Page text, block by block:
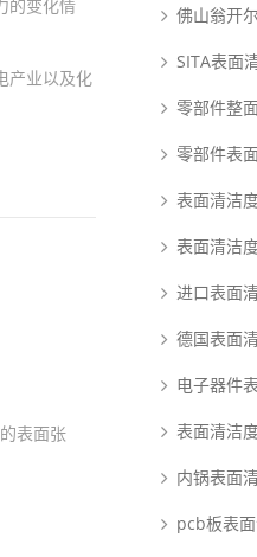
的变化情
产业以及化
表面张
表面清洁
表面清洁
进口表面
表面清洁